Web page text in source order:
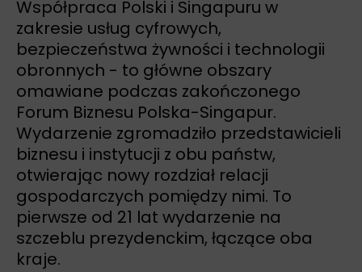
Współpraca Polski i Singapuru w
zakresie usług cyfrowych,
bezpieczeństwa żywności i technologii
obronnych - to główne obszary
omawiane podczas zakończonego
Forum Biznesu Polska-Singapur.
Wydarzenie zgromadziło przedstawicieli
biznesu i instytucji z obu państw,
otwierając nowy rozdział relacji
gospodarczych pomiędzy nimi. To
pierwsze od 21 lat wydarzenie na
szczeblu prezydenckim, łączące oba
kraje.